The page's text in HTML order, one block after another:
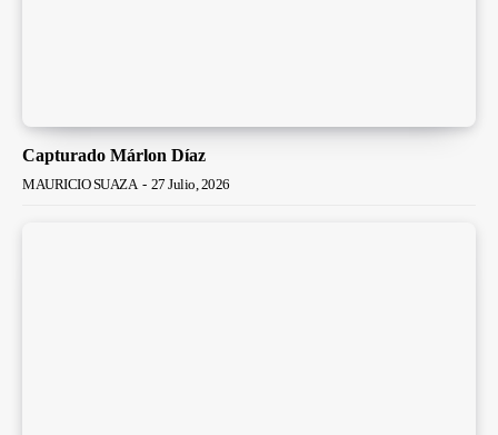
Capturado Márlon Díaz
MAURICIO SUAZA - 27 Julio, 2026